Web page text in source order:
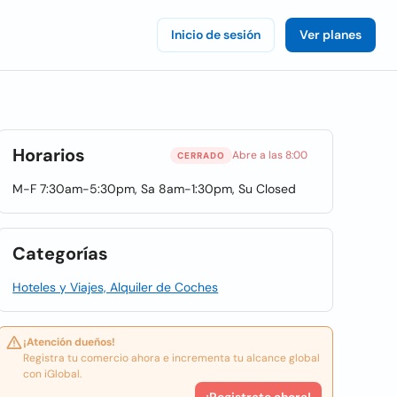
Inicio de sesión Ver planes
Horarios CERRADO Abre a las 8:00
M-F 7:30am-5:30pm, Sa 8am-1:30pm, Su Closed
Categorías
Hoteles y Viajes, Alquiler de Coches
¡Atención dueños!
Registra tu comercio ahora e incrementa tu alcance global
con iGlobal.